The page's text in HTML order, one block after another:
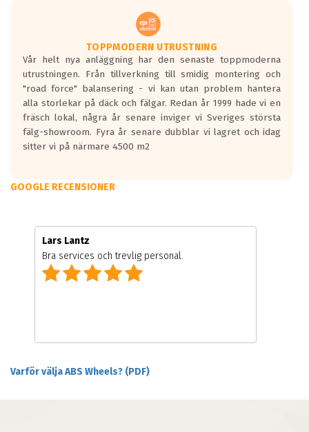
TOPPMODERN UTRUSTNING
Vår helt nya anläggning har den senaste toppmoderna
utrustningen. Från tillverkning till smidig montering och
"road force" balansering - vi kan utan problem hantera
alla storlekar på däck och fälgar. Redan år 1999 hade vi en
fräsch lokal, några år senare inviger vi Sveriges största
fälg-showroom. Fyra år senare dubblar vi lagret och idag
sitter vi på närmare 4500 m2
GOOGLE RECENSIONER
Lars Lantz
Bra services och trevlig personal.
Varför välja ABS Wheels? (PDF)